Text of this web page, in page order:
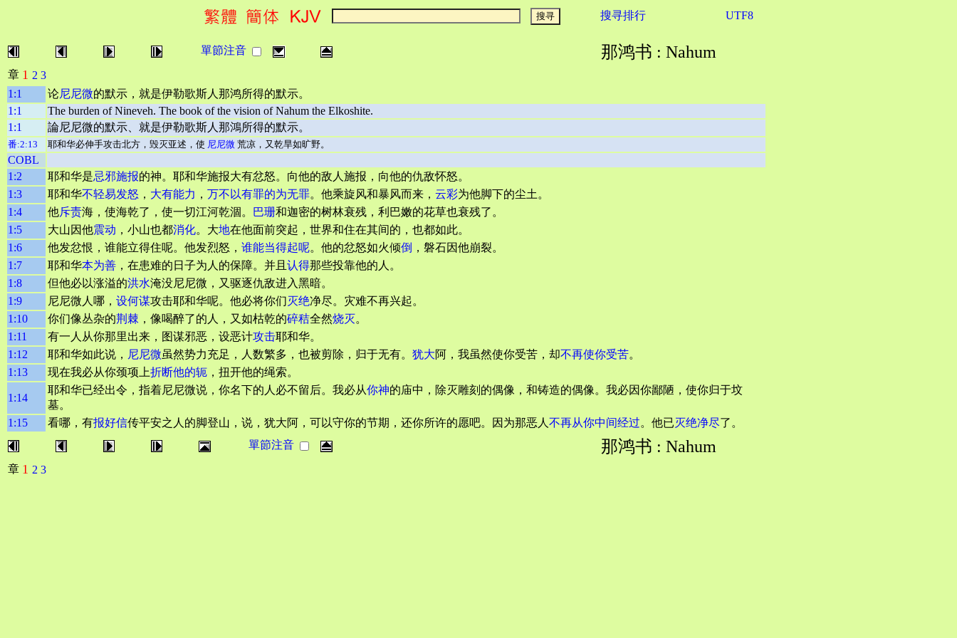
搜寻排行 UTF8
單節注音 那鸿书 : Nahum
章 1 2 3
1:1
论尼尼微的默示，就是伊勒歌斯人那鸿所得的默示。
1:1
The burden of Nineveh. The book of the vision of Nahum the Elkoshite.
1:1
論尼尼微的默示、就是伊勒歌斯人那鴻所得的默示。
番:2:13 耶和华必伸手攻击北方，毁灭亚述，使 尼尼微 荒凉，又乾旱如旷野。
COBL
1:2
耶和华是忌邪施报的神。耶和华施报大有忿怒。向他的敌人施报，向他的仇敌怀怒。
1:3
耶和华不轻易发怒 ， 大有能力 ， 万不以有罪的为无罪。他乘旋风和暴风而来， 云彩为他脚下的尘土。
1:4
他斥责海，使海乾了，使一切江河乾涸。 巴珊和迦密的树林衰残，利巴嫩的花草也衰残了。
1:5
大山因他震动 ，小山也都消化。大地在他面前突起，世界和住在其间的，也都如此。
1:6
他发忿恨，谁能立得住呢。他发烈怒， 谁能当得起呢。他的忿怒如火倾倒 ，磐石因他崩裂。
1:7
耶和华本为善 ，在患难的日子为人的保障。并且 认得那些投靠他的人。
1:8
但他必以涨溢的洪水淹没尼尼微，又驱逐仇敌进入黑暗。
1:9
尼尼微人哪， 设何谋攻击耶和华呢。他必将你们灭绝净尽。灾难不再兴起。
1:10
你们像丛杂的荆棘 ，像喝醉了的人，又如枯乾的碎秸全然烧灭。
1:11
有一人从你那里出来，图谋邪恶，设恶计攻击耶和华。
1:12
耶和华如此说， 尼尼微虽然势力充足，人数繁多，也被剪除，归于无有。 犹大阿，我虽然使你受苦，却不再使你受苦。
1:13
现在我必从你颈项上折断他的轭 ，扭开他的绳索。
1:14
耶和华已经出令，指着尼尼微说，你名下的人必不留后。我必从你神的庙中，除灭雕刻的偶像，和铸造的偶像。我必因你鄙陋，使你归于坟
墓。
1:15
看哪，有报好信传平安之人的脚登山，说，犹大阿，可以守你的节期，还你所许的愿吧。因为那恶人 不再从你中间经过。他已灭绝净尽了。
單節注音
那鸿书 : Nahum
章 1 2 3